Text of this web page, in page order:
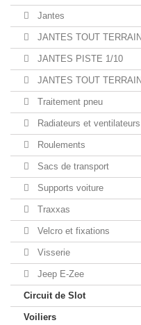
Jantes
JANTES TOUT
JANTES PISTE 1/10
JANTES TOUT
Traitement pneu
Radiateurs et ventilateurs
Roulements
Sacs de transport
Supports voiture
Traxxas
Velcro et fixations
Visserie
Jeep E-Zee
Circuit de Slot
Voiliers